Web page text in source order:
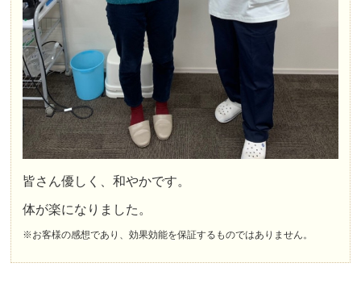
皆さん優しく、和やかです。
体が楽になりました。
※お客様の感想であり、効果効能を保証するものではありません。